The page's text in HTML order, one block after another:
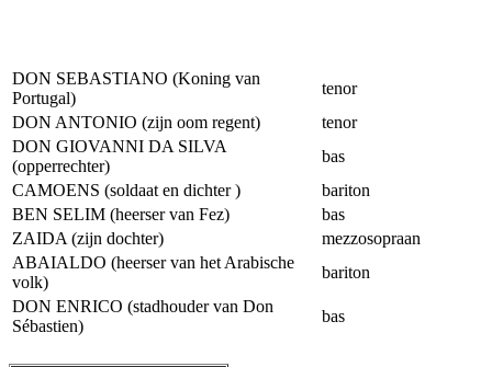
DON SEBASTIANO (Koning van
Portugal)
tenor
DON ANTONIO (zijn oom regent)
tenor
DON GIOVANNI DA SILVA
(opperrechter)
bas
CAMOENS (soldaat en dichter )
bariton
BEN SELIM (heerser van Fez)
bas
ZAIDA (zijn dochter)
mezzosopraan
ABAIALDO (heerser van het Arabische
volk)
bariton
DON ENRICO (stadhouder van Don
Sébastien)
bas